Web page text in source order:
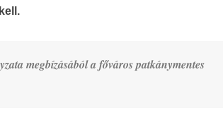
megbízásából a főváros patkánymentes